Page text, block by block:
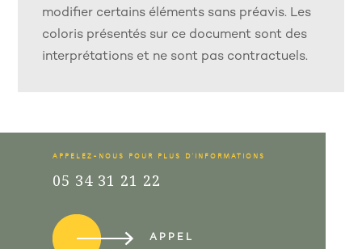
modifier certains éléments sans préavis. Les
coloris présentés sur ce document sont des
interprétations et ne sont pas contractuels.
APPELEZ-NOUS POUR PLUS D’INFORMATIONS
05 34 31 21 22
APPEL